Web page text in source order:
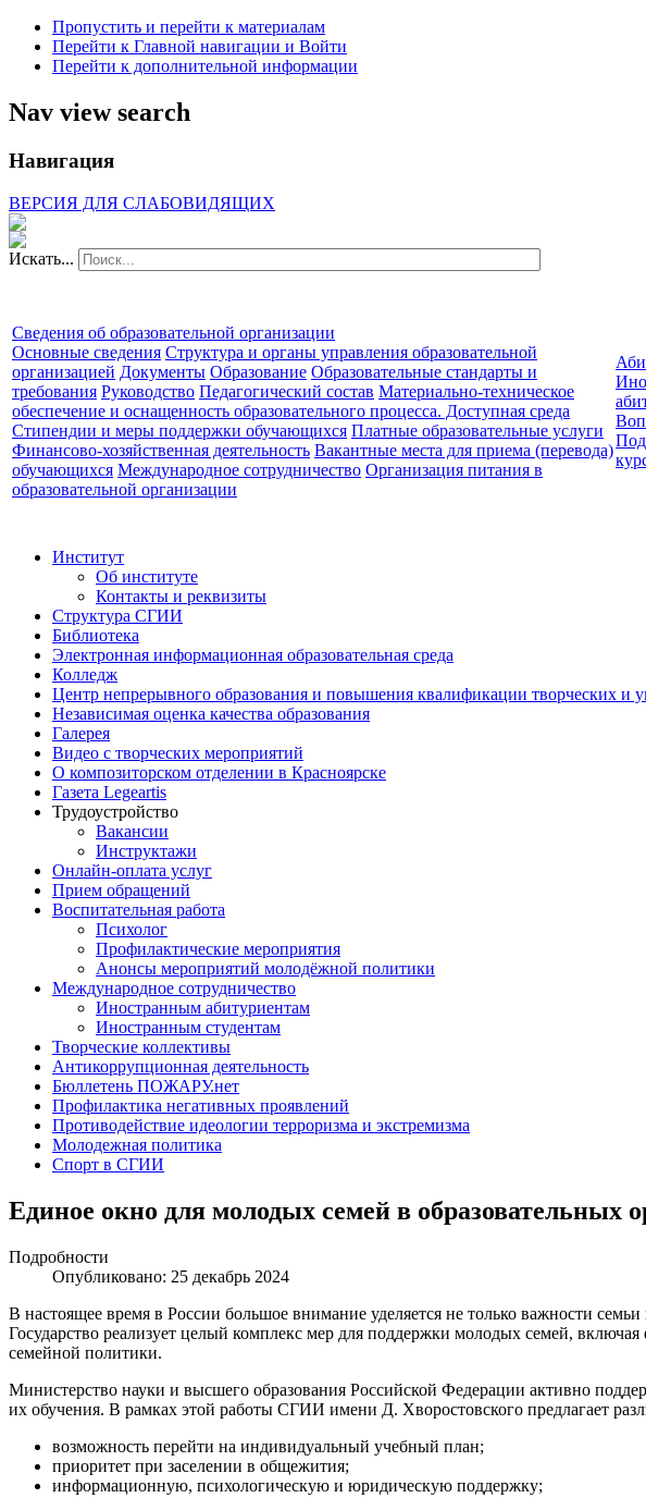
Пропустить и перейти к материалам
Перейти к Главной навигации и Войти
Перейти к дополнительной информации
Nav view search
Навигация
ВЕРСИЯ ДЛЯ СЛАБОВИДЯЩИХ
Искать...
Сведения об образовательной организации
Основные сведения Структура и органы управления образовательной
организацией Документы Образование Образовательные стандарты и
требования Руководство Педагогический состав Материально-техническое
обеспечение и оснащенность образовательного процесса. Доступная среда
Стипендии и меры поддержки обучающихся Платные образовательные услуги
Финансово-хозяйственная деятельность Вакантные места для приема (перевода)
обучающихся Международное сотрудничество Организация питания в
образовательной организации
Институт
Об институте
Контакты и реквизиты
Структура СГИИ
Библиотека
Электронная информационная образовательная среда
Колледж
Центр непрерывного образования и повышения квалификации творческих и
Независимая оценка качества образования
Галерея
Видео с творческих мероприятий
О композиторском отделении в Красноярске
Газета Legeartis
Трудоустройство
Вакансии
Инструктажи
Онлайн-оплата услуг
Прием обращений
Воспитательная работа
Психолог
Профилактические мероприятия
Анонсы мероприятий молодёжной политики
Международное сотрудничество
Иностранным абитуриентам
Иностранным студентам
Творческие коллективы
Антикоррупционная деятельность
Бюллетень ПОЖАРУ.нет
Профилактика негативных проявлений
Противодействие идеологии терроризма и экстремизма
Молодежная политика
Спорт в СГИИ
Единое окно для молодых семей в образовательных
Подробности
Опубликовано: 25 декабрь 2024
В настоящее время в России большое внимание уделяется не только важности
Государство реализует целый комплекс мер для поддержки молодых семей,
семейной политики.
Министерство науки и высшего образования Российской Федерации активно
их обучения. В рамках этой работы СГИИ имени Д. Хворостовского предлагает
возможность перейти на индивидуальный учебный план;
приоритет при заселении в общежития;
информационную, психологическую и юридическую поддержку;